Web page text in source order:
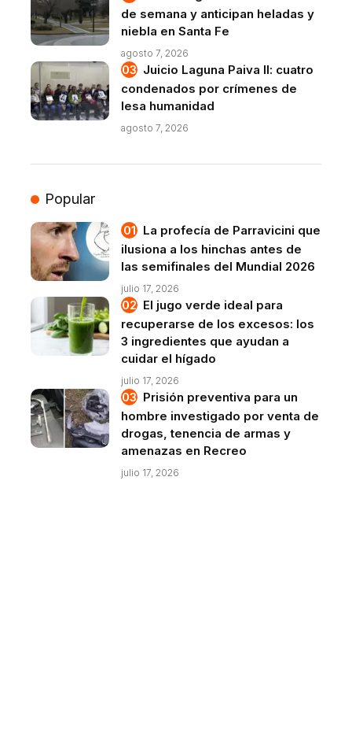
de semana y anticipan heladas y
niebla en Santa Fe
agosto 7, 2026
Juicio Laguna Paiva II: cuatro
condenados por crímenes de
lesa humanidad
agosto 7, 2026
Popular
La profecía de Parravicini que
ilusiona a los hinchas antes de
las semifinales del Mundial 2026
julio 17, 2026
El jugo verde ideal para
recuperarse de los excesos: los
3 ingredientes que ayudan a
cuidar el hígado
julio 17, 2026
Prisión preventiva para un
hombre investigado por venta de
drogas, tenencia de armas y
amenazas en Recreo
julio 17, 2026